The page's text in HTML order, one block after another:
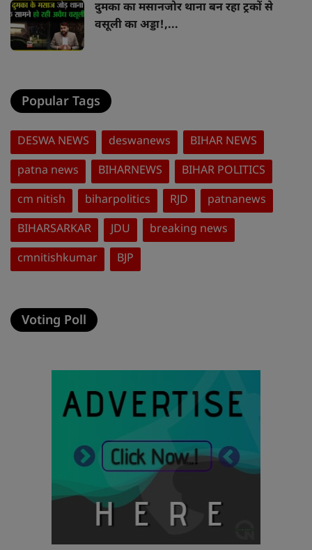
दुमका का मसानजोर थाना बन रहा ट्रकों से
वसूली का अड्डा!,...
Popular Tags
DESWA NEWS deswanews
BIHAR NEWS
patna news
BIHARNEWS
BIHAR POLITICS
cm nitish
biharpolitics RJD
patnanews
BIHARSARKAR
JDU
breaking news
cmnitishkumar
BJP
Voting Poll